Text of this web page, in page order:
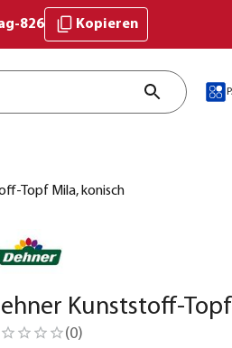
826 Kopieren
Topf Mila, konisch
Kunststoff-
(0)